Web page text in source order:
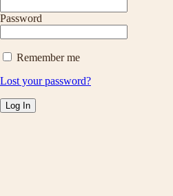
Password
Remember me
Lost your password?